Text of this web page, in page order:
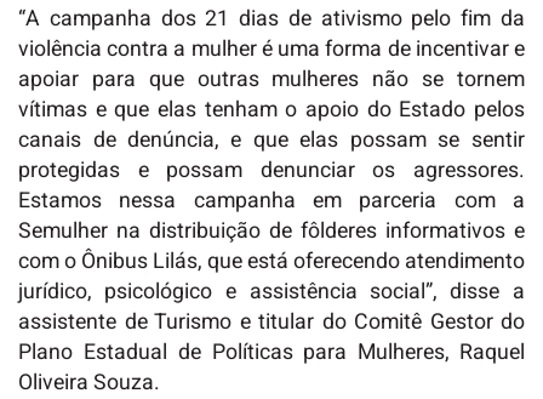
“A campanha dos 21 dias de ativismo pelo fim da
violência contra a mulher é uma forma de incentivar e
apoiar para que outras mulheres não se tornem
vítimas e que elas tenham o apoio do Estado pelos
canais de denúncia, e que elas possam se sentir
protegidas e possam denunciar os agressores.
Estamos nessa campanha em parceria com a
Semulher na distribuição de fôlderes informativos e
com o Ônibus Lilás, que está oferecendo atendimento
jurídico, psicológico e assistência social”, disse a
assistente de Turismo e titular do Comitê Gestor do
Plano Estadual de Políticas para Mulheres, Raquel
Oliveira Souza.